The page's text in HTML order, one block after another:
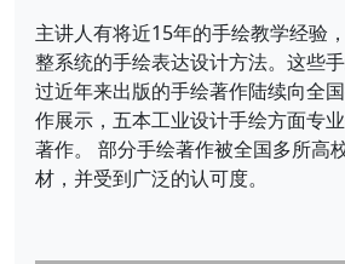
主讲人有将近15年的手绘教学经验
整系统的手绘表达设计方法。这些
过近年来出版的手绘著作陆续向全
作展示，五本工业设计手绘方面专
著作。 部分手绘著作被全国多所高
材，并受到广泛的认可度。